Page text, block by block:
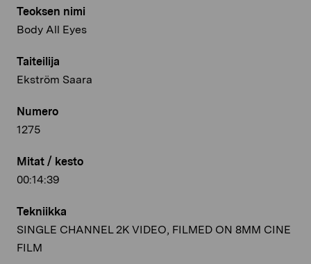
Teoksen nimi
Body All Eyes
Taiteilija
Ekström Saara
Numero
1275
Mitat / kesto
00:14:39
Tekniikka
SINGLE CHANNEL 2K VIDEO, FILMED ON 8MM CINE
FILM